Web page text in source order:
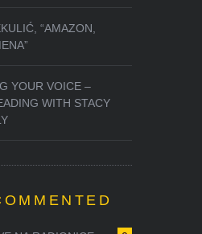
“AMAZON,
YOUR VOICE –
WITH STACY